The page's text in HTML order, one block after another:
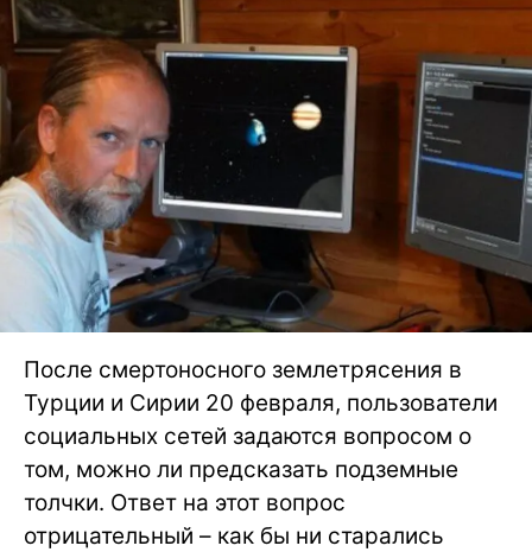
После смертоносного землетрясения в
Турции и Сирии 20 февраля, пользователи
социальных сетей задаются вопросом о
том, можно ли предсказать подземные
толчки. Ответ на этот вопрос
отрицательный – как бы ни старались